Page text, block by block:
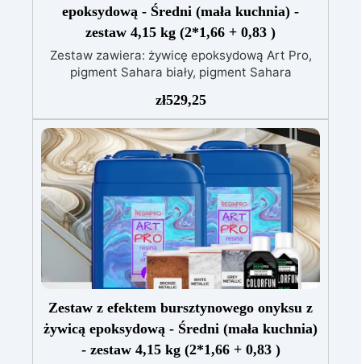
epoksydową - Średni (mała kuchnia) -
zestaw 4,15 kg (2*1,66 + 0,83 )
Zestaw zawiera: żywicę epoksydową Art Pro,
pigment Sahara biały, pigment Sahara
biały, barwnik niebieski, alkohol izopropylowy
99,9% Zestaw efekt granitu Azul Bahia do
blatów kuchennych i roboczych z żywicą
epoksydową to idealne rozwiązanie dla tych,
którzy pragną dodać swoim wnętrzom odrobinę
koloru i unikalności, inspirowanej egzotycznym
pięknem granitu Azul Bahia. Ten zestaw został
zaprojektowany, aby odwzorować wygląd
cennego brazylijskiego granitu, znanego z
intensywnych odcieni niebieskiego
przeplatanych białymi i szarymi żyłkami,
przekształcając każdą powierzchnię w dzieło
sztuki. Łatwy do zastosowania i doskonały
zarówno dla nowicjuszy w majsterkowaniu, jak i
dla ekspertów, zestaw zawiera wysokiej jakości
żywicę epoksydową, która po zmieszaniu z
zł529,25
Zestaw z efektem bursztynowego onyksu z
żywicą epoksydową - Średni (mała kuchnia)
- zestaw 4,15 kg (2*1,66 + 0,83 )